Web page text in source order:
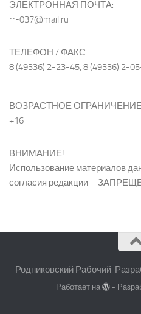
ЭЛЕКТРОННАЯ ПОЧТА:
rr-037@mail.ru
ТЕЛЕФОН / ФАКС:
8 (49336) 2-23-45, 8 (49336) 2-
ВОЗРАСТНОЕ
+16
ВНИМАНИЕ!
Использование материалов
согласия редакции –
Родниковский Рабочий.
Работает на -